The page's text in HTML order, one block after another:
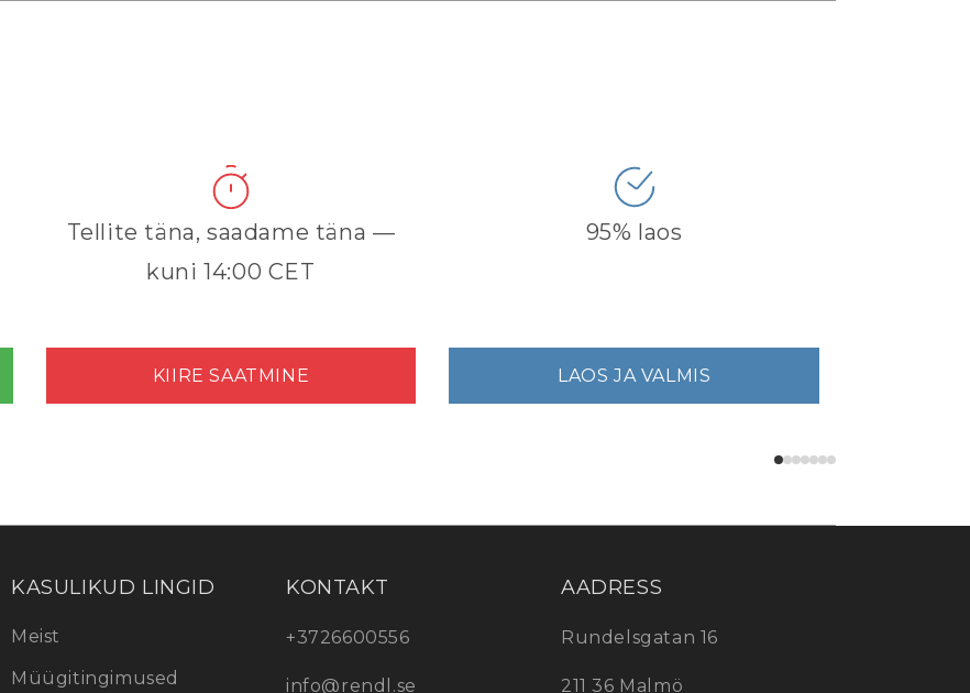
Tellite täna, saadame täna —
kuni 14:00 CET
KIIRE SAATMINE
95% laos
LAOS JA VALMIS
KASULIKUD LINGID
Meist
Müügitingimused
KONTAKT
+3726600556
info@rendl.se
AADRESS
Rundelsgatan 16
211 36 Malmö